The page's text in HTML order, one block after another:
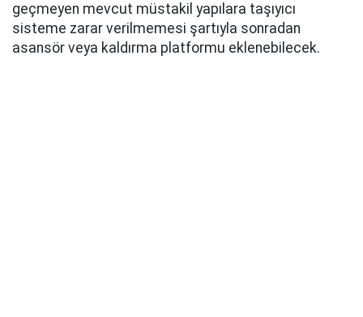
geçmeyen mevcut müstakil yapılara taşıyıcı
sisteme zarar verilmemesi şartıyla sonradan
asansör veya kaldırma platformu eklenebilecek.